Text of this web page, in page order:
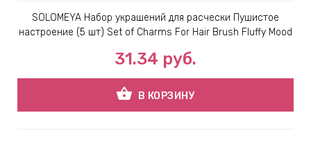
SOLOMEYA Набор украшений для расчески Пушистое
настроение (5 шт) Set of Charms For Hair Brush Fluffy Mood
31.34 руб.
shopping_basket В КОРЗИНУ